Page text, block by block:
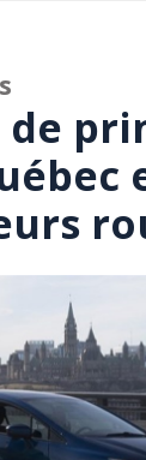
de